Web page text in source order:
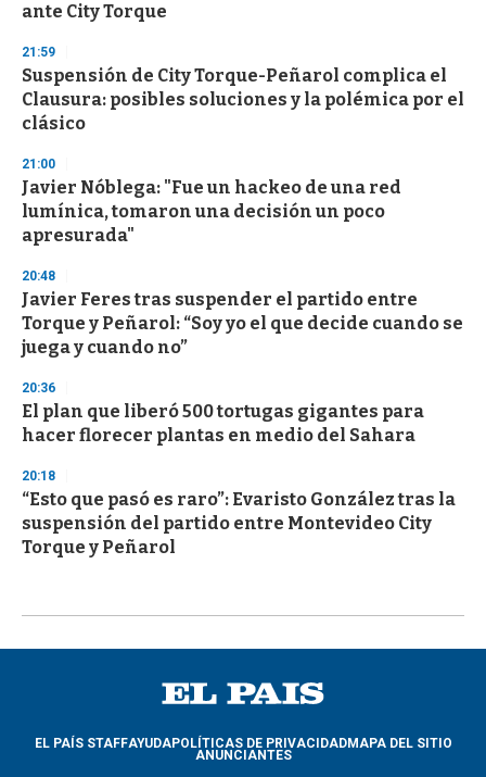
ante City Torque
21:59
Suspensión de City Torque-Peñarol complica el
Clausura: posibles soluciones y la polémica por el
clásico
21:00
Javier Nóblega: "Fue un hackeo de una red
lumínica, tomaron una decisión un poco
apresurada"
20:48
Javier Feres tras suspender el partido entre
Torque y Peñarol: “Soy yo el que decide cuando se
juega y cuando no”
20:36
El plan que liberó 500 tortugas gigantes para
hacer florecer plantas en medio del Sahara
20:18
“Esto que pasó es raro”: Evaristo González tras la
suspensión del partido entre Montevideo City
Torque y Peñarol
EL PAÍS STAFFAYUDAPOLÍTICAS DE PRIVACIDADMAPA DEL SITIO
ANUNCIANTES